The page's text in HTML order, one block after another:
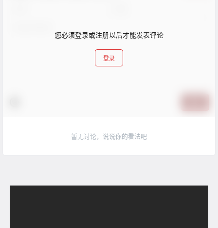
您必须登录或注册以后才能发表评论
登录
暂无讨论，说说你的看法吧